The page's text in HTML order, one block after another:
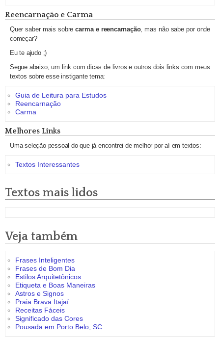
Reencarnação e Carma
Quer saber mais sobrecarma e reencarnação, mas não sabe por onde
começar?
Eu te ajudo ;)
Segue abaixo, um link com dicas de livros e outros dois links com meus
textos sobre esse instigante tema:
Guia de Leitura para Estudos
Reencarnação
Carma
Melhores Links
Uma seleção pessoal do que já encontrei de melhor por aí em textos:
Textos Interessantes
Textos mais lidos
Veja também
Frases Inteligentes
Frases de Bom Dia
Estilos Arquitetônicos
Etiqueta e Boas Maneiras
Astros e Signos
Praia Brava Itajaí
Receitas Fáceis
Significado das Cores
Pousada em Porto Belo, SC